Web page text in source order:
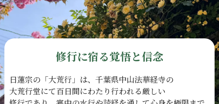
修行に宿る覚悟と信念
日蓮宗の 「大荒行」は、 千葉県中山法華経寺の
大荒行堂にて百日間にわたり行われる厳しい